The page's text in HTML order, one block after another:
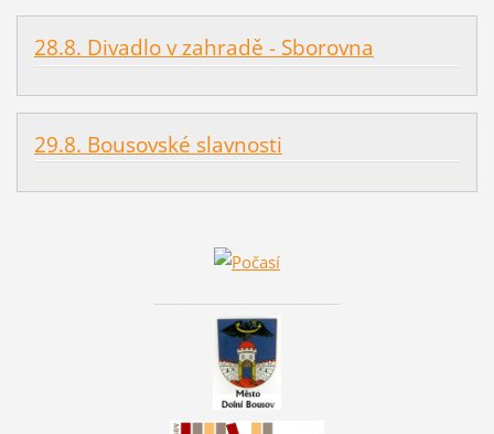
28.8. Divadlo v zahradě - Sborovna
29.8. Bousovské slavnosti